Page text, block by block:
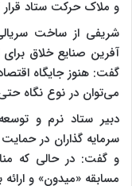
و ملاک حرکت ستاد
شریفی از ساخت
آفرین صنایع خلاق
گفت: هنوز جایگاه
می‌توان در نوع نگاه
دبیر ستاد نرم و
سرمایه گذاران در
و گفت: در حالی که
مسابقه «میدون» و